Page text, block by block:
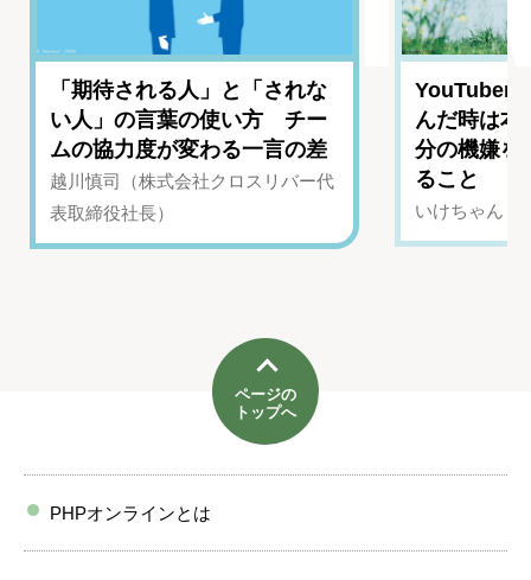
「期待される人」と「されな
い人」の言葉の使い方 チー
ムの協力度が変わる一言の差
越川慎司（株式会社クロスリバー代
表取締役社長）
YouTuber
んだ時は
分の機嫌を
ること
いけちゃん（
ページの
トップへ
PHPオンラインとは